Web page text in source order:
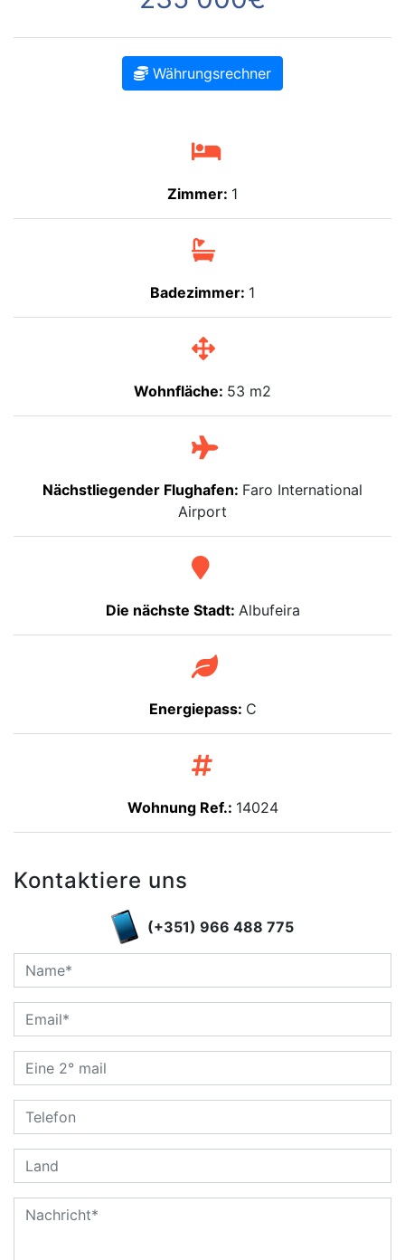
Währungsrechner
Zimmer: 1
Badezimmer: 1
Wohnfläche: 53 m2
Nächstliegender Flughafen: Faro International
Airport
Die nächste Stadt: Albufeira
Energiepass: C
Wohnung Ref.: 14024
Kontaktiere uns
(+351) 966 488 775